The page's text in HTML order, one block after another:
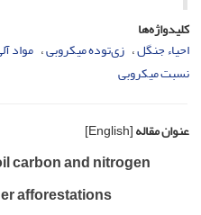
کلیدواژه‌ها
احیاء جنگل زی‌توده میکروبی مواد
نسبت میکروبی
عنوان مقاله[English]
carbon and nitrogen
‎‎afforestations